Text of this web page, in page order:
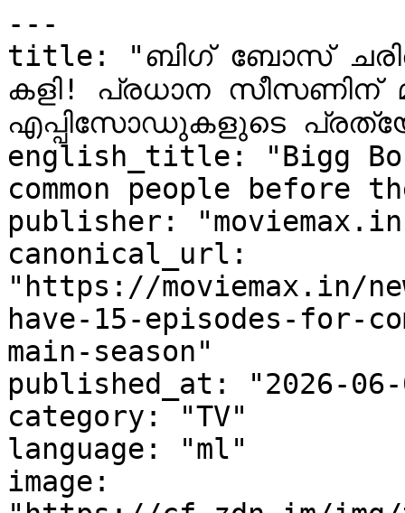
---
title: "ബിഗ് ബോസ്
കളി! പ്രധാന സീസണിന്
എപ്പിസോഡുകളുടെ
english_title: "Bigg
common people before
publisher:
canonical_url:
"https://moviemax.in/
have-15-episodes-for-
main-season"
published_at: "2026-06-
category: "TV"
language: "ml"
image: